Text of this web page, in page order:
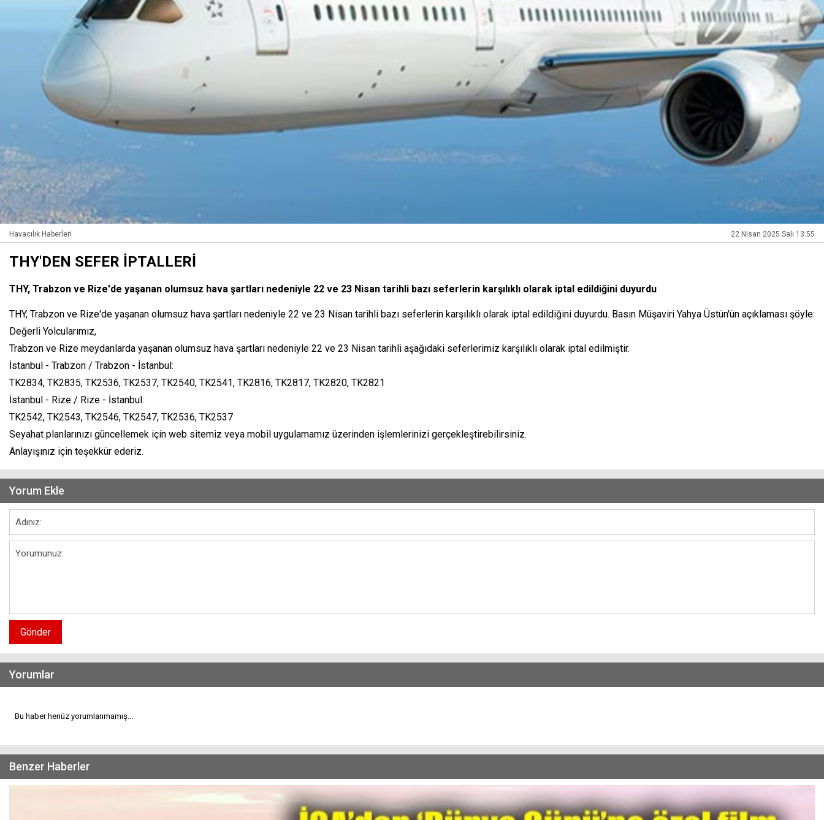
Havacılık Haberleri 22 Nisan 2025 Salı 13:55
THY'DEN SEFER İPTALLERİ
THY, Trabzon ve Rize'de yaşanan olumsuz hava şartları nedeniyle 22 ve 23 Nisan tarihli bazı seferlerin karşılıklı olarak iptal edildiğini duyurdu
THY, Trabzon ve Rize'de yaşanan olumsuz hava şartları nedeniyle 22 ve 23 Nisan tarihli bazı seferlerin karşılıklı olarak iptal edildiğini duyurdu. Basın Müşaviri Yahya Üstün'ün açıklaması şöyle:
Değerli Yolcularımız,
Trabzon ve Rize meydanlarda yaşanan olumsuz hava şartları nedeniyle 22 ve 23 Nisan tarihli aşağıdaki seferlerimiz karşılıklı olarak iptal edilmiştir.
İstanbul - Trabzon / Trabzon - İstanbul:
TK2834, TK2835, TK2536, TK2537, TK2540, TK2541, TK2816, TK2817, TK2820, TK2821
İstanbul - Rize / Rize - İstanbul:
TK2542, TK2543, TK2546, TK2547, TK2536, TK2537
Seyahat planlarınızı güncellemek için web sitemiz veya mobil uygulamamız üzerinden işlemlerinizi gerçekleştirebilirsiniz.
Anlayışınız için teşekkür ederiz.
Yorum Ekle
Gönder
Yorumlar
Bu haber henüz yorumlanmamış...
Benzer Haberler